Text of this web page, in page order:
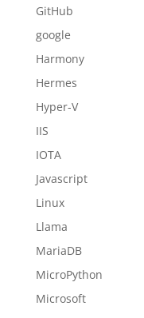
GitHub
google
Harmony
Hermes
Hyper-V
IIS
IOTA
Javascript
Linux
Llama
MariaDB
MicroPython
Microsoft